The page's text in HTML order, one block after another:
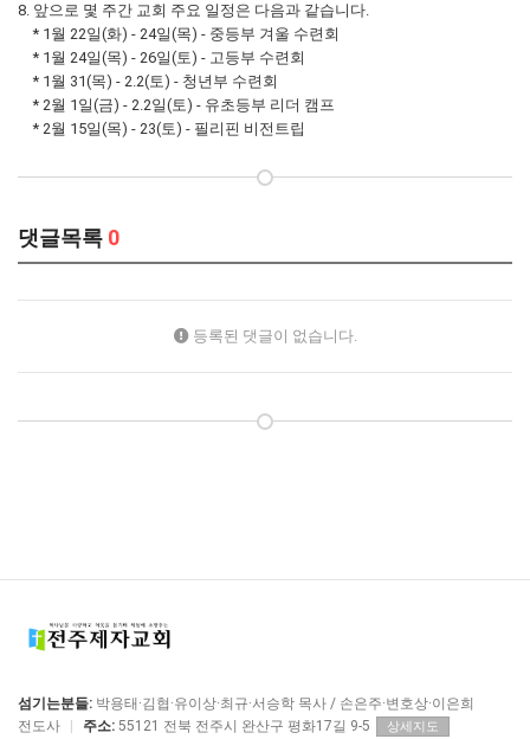
8. 앞으로 몇 주간 교회 주요 일정은 다음과 같습니다.
* 1월 22일(화) - 24일(목) - 중등부 겨울 수련회
* 1월 24일(목) - 26일(토) - 고등부 수련회
* 1월 31(목) - 2.2(토) - 청년부 수련회
* 2월 1일(금) - 2.2일(토) - 유초등부 리더 캠프
* 2월 15일(목) - 23(토) - 필리핀 비전트립
댓글목록 0
등록된 댓글이 없습니다.
섬기는분들: 박용태·김협·유이상·최규·서승학 목사 / 손은주·변호상·이은희
전도사
주소: 55121 전북 전주시 완산구 평화17길 9-5 상세지도